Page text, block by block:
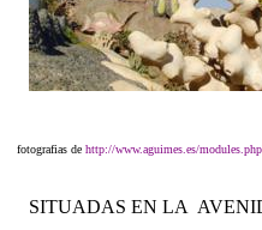
fotografias de http://www.aguimes.es/
SITUADAS EN LA